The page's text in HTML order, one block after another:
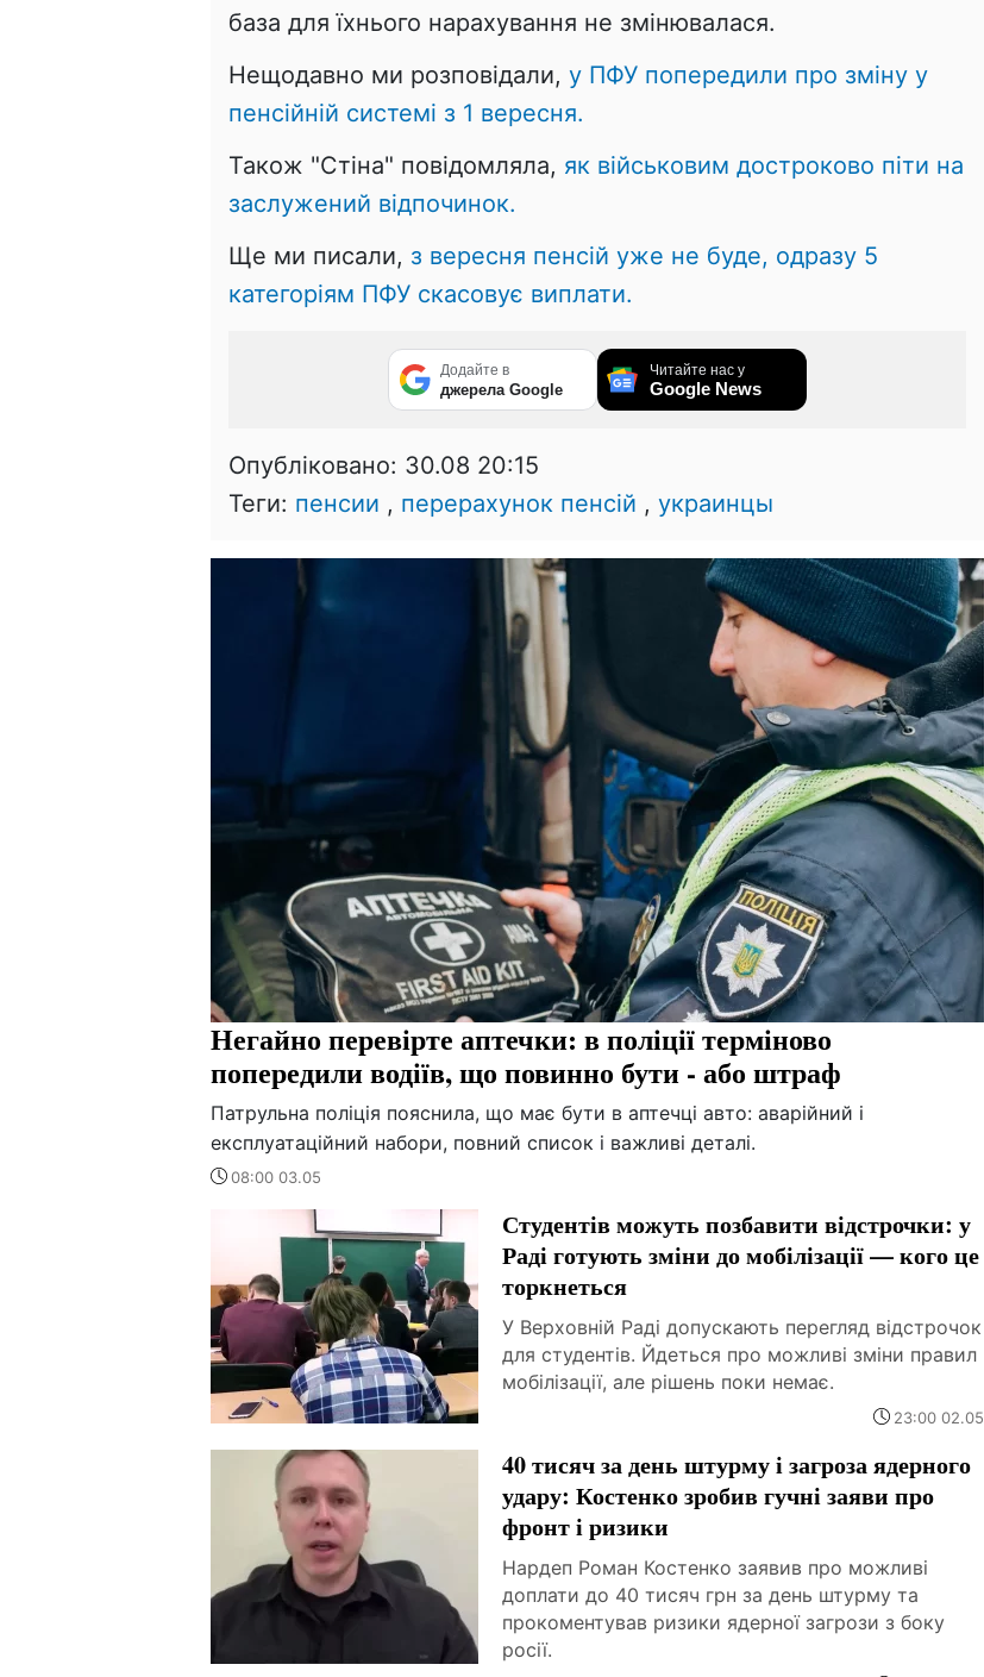
база для їхнього нарахування не змінювалася.
Нещодавно ми розповідали, у ПФУ попередили про зміну у
пенсійній системі з 1 вересня.
Також "Стіна" повідомляла, як військовим достроково піти на
заслужений відпочинок.
Ще ми писали, з вересня пенсій уже не буде, одразу 5
категоріям ПФУ скасовує виплати.
Додайте в
джерела Google
Читайте нас у
Google News
Опубліковано: 30.08 20:15
Теги: пенсии , перерахунок пенсій , украинцы
Негайно перевірте аптечки: в поліції терміново
попередили водіїв, що повинно бути - або штраф
Патрульна поліція пояснила, що має бути в аптечці авто: аварійний і
експлуатаційний набори, повний список і важливі деталі.
08:00 03.05
Студентів можуть позбавити відстрочки: у
Раді готують зміни до мобілізації — кого це
торкнеться
У Верховній Раді допускають перегляд відстрочок
для студентів. Йдеться про можливі зміни правил
мобілізації, але рішень поки немає.
23:00 02.05
40 тисяч за день штурму і загроза ядерного
удару: Костенко зробив гучні заяви про
фронт і ризики
Нардеп Роман Костенко заявив про можливі
доплати до 40 тисяч грн за день штурму та
прокоментував ризики ядерної загрози з боку
росії.